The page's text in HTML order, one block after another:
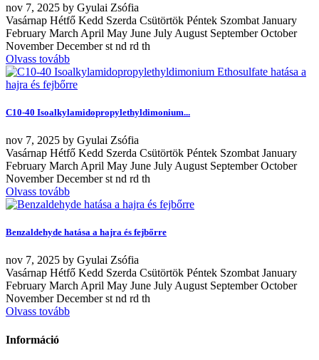
nov 7, 2025 by Gyulai Zsófia
Vasárnap Hétfő Kedd Szerda Csütörtök Péntek Szombat January
February March April May June July August September October
November December st nd rd th
Olvass tovább
C10-40 Isoalkylamidopropylethyldimonium...
nov 7, 2025 by Gyulai Zsófia
Vasárnap Hétfő Kedd Szerda Csütörtök Péntek Szombat January
February March April May June July August September October
November December st nd rd th
Olvass tovább
Benzaldehyde hatása a hajra és fejbőrre
nov 7, 2025 by Gyulai Zsófia
Vasárnap Hétfő Kedd Szerda Csütörtök Péntek Szombat January
February March April May June July August September October
November December st nd rd th
Olvass tovább
Információ